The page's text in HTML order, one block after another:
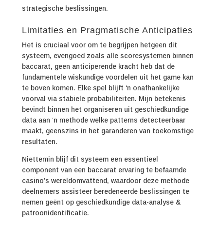
strategische beslissingen.
Limitaties en Pragmatische Anticipaties
Het is cruciaal voor om te begrijpen hetgeen dit
systeem, evengoed zoals alle scoresystemen binnen
baccarat, geen anticiperende kracht heb dat de
fundamentele wiskundige voordelen uit het game kan
te boven komen. Elke spel blijft ‘n onafhankelijke
voorval via stabiele probabiliteiten. Mijn betekenis
bevindt binnen het organiseren uit geschiedkundige
data aan ‘n methode welke patterns detecteerbaar
maakt, geenszins in het garanderen van toekomstige
resultaten.
Niettemin blijf dit systeem een essentieel
component van een baccarat ervaring te befaamde
casino’s wereldomvattend, waardoor deze methode
deelnemers assisteer beredeneerde beslissingen te
nemen geënt op geschiedkundige data-analyse &
patroonidentificatie.